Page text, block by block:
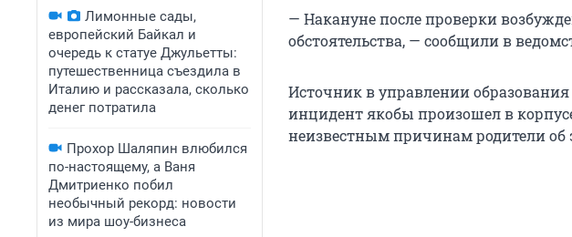
Лимонные сады,
европейский Байкал и
очередь к статуе Джульетты:
путешественница съездила в
Италию и рассказала, сколько
денег потратила
Прохор Шаляпин влюбился
по-настоящему, а Ваня
Дмитриенко побил
необычный рекорд: новости
из мира шоу-бизнеса
— Накануне после проверки
обстоятельства, — сообщили в
Источник в управлении образования
инцидент якобы произошел в
неизвестным причинам родители об